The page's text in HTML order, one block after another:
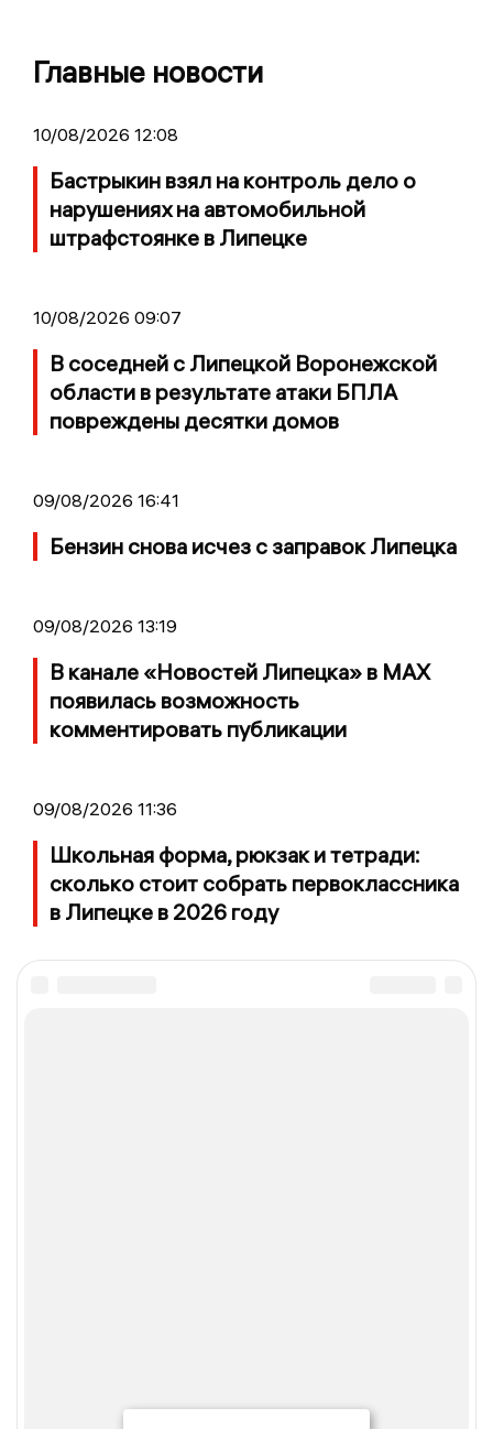
Главные новости
10/08/2026 12:08
Бастрыкин взял на контроль дело о
нарушениях на автомобильной
штрафстоянке в Липецке
10/08/2026 09:07
В соседней с Липецкой Воронежской
области в результате атаки БПЛА
повреждены десятки домов
09/08/2026 16:41
Бензин снова исчез с заправок Липецка
09/08/2026 13:19
В канале «Новостей Липецка» в MAX
появилась возможность
комментировать публикации
09/08/2026 11:36
Школьная форма, рюкзак и тетради:
сколько стоит собрать первоклассника
в Липецке в 2026 году